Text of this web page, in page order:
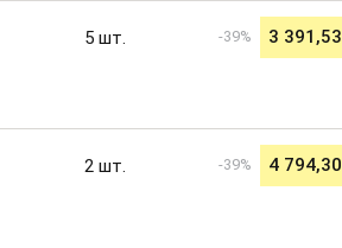
5 шт. -39% 3 391,53
2 шт. -39% 4 794,30